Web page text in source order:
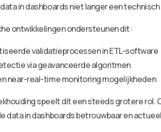
in dashboards niet langer een
ontwikkelingen ondersteunen dit:
validatieprocessen in ETL-software
via geavanceerde algoritmen
near-real-time monitoring mogelijkheden
speelt dit een steeds grotere rol.
data in dashboards betrouwbaar en